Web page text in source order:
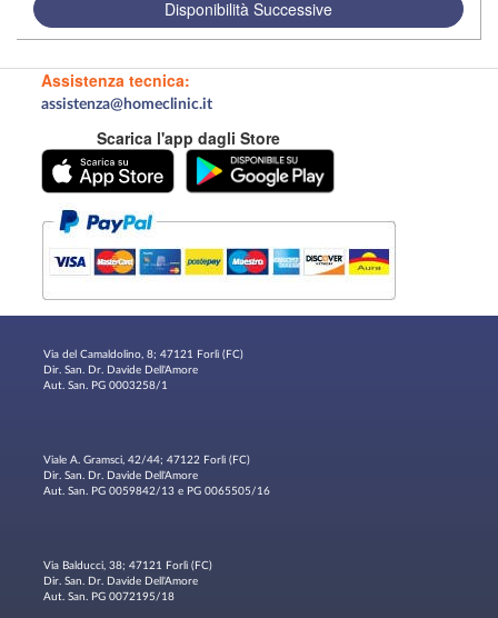
Disponibilità Successive
Assistenza tecnica:
assistenza@homeclinic.it
Scarica l'app dagli Store
Via del Camaldolino, 8; 47121 Forlì (FC)
Dir. San. Dr. Davide Dell'Amore
Aut. San. PG 0003258/1
Viale A. Gramsci, 42/44; 47122 Forlì (FC)
Dir. San. Dr. Davide Dell'Amore
Aut. San. PG 0059842/13 e PG 0065505/16
Via Balducci, 38; 47121 Forlì (FC)
Dir. San. Dr. Davide Dell'Amore
Aut. San. PG 0072195/18